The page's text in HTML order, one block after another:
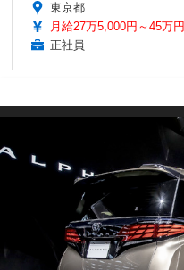
東京都
月給27万5,000円～45万円
正社員